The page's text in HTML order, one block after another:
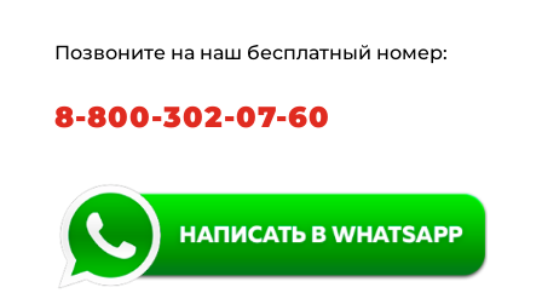
Позвоните на наш бесплатный номер:
8-800-302-07-60